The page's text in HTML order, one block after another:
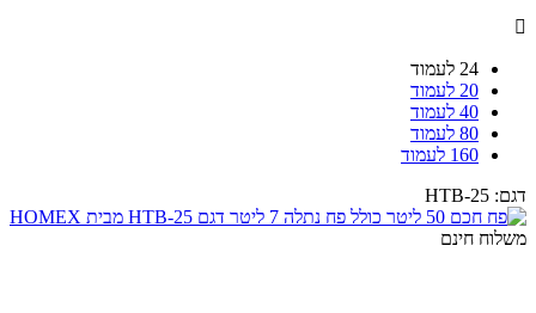

24 לעמוד
20 לעמוד
40 לעמוד
80 לעמוד
160 לעמוד
דגם: HTB-25
משלוח חינם